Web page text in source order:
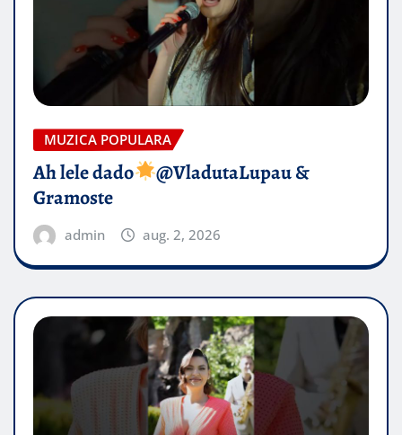
MUZICA POPULARA
Ah lele dado​
@VladutaLupau &
Gramoste
admin aug. 2, 2026